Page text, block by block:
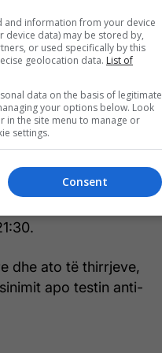
vaksinimin e plotë
19, testi RT-PCR
ose dëshmia se
të merret
lehtësimin e disa nga
e punës për sektorin e
të punojë deri në
dhe ato të thirrjeve,
apo testin anti-
and information from your device
device data) may be stored by,
or used specifically by this
geolocation data. List of
data on the basis of legitimate
your options below. Look
in the site menu to manage or
settings.
Consent